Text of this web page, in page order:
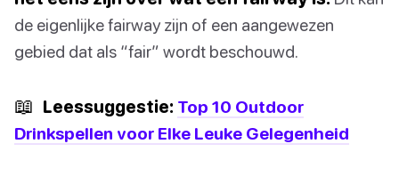
de eigenlijke fairway zijn of een aangewezen
gebied dat als “fair” wordt beschouwd.
📖 Leessuggestie: Top 10 Outdoor
Drinkspellen voor Elke Leuke Gelegenheid